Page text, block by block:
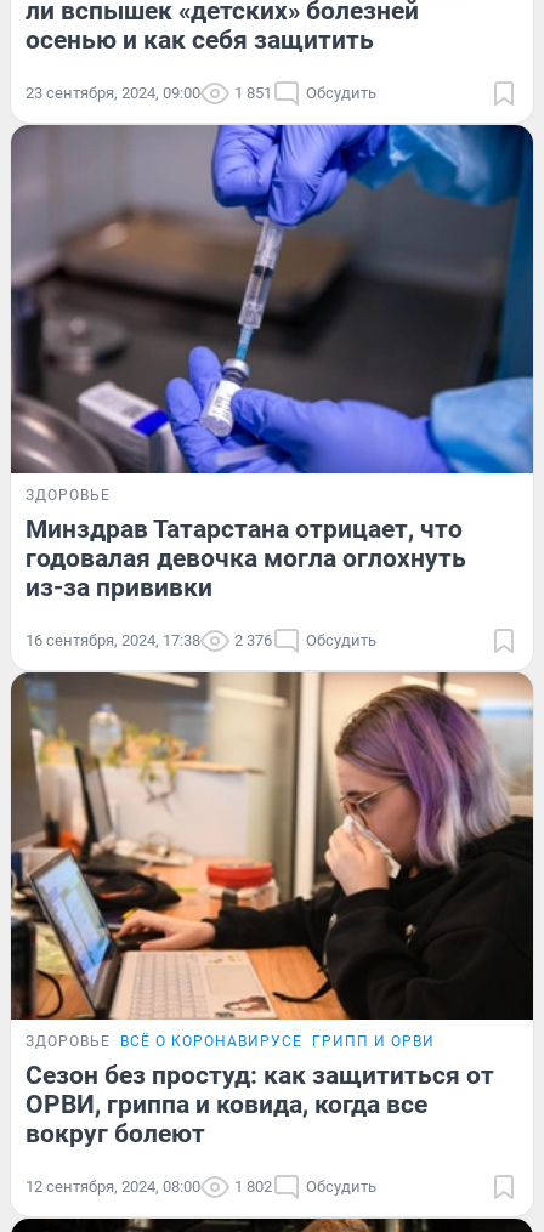
ли вспышек «детских» болезней
осенью и как себя защитить
23 сентября, 2024, 09:00 1 851 Обсудить
ЗДОРОВЬЕ
Минздрав Татарстана отрицает, что
годовалая девочка могла оглохнуть
из-за прививки
16 сентября, 2024, 17:38 2 376 Обсудить
ЗДОРОВЬЕ ВСЁ О КОРОНАВИРУСЕ ГРИПП И ОРВИ
Сезон без простуд: как защититься от
ОРВИ, гриппа и ковида, когда все
вокруг болеют
12 сентября, 2024, 08:00 1 802 Обсудить